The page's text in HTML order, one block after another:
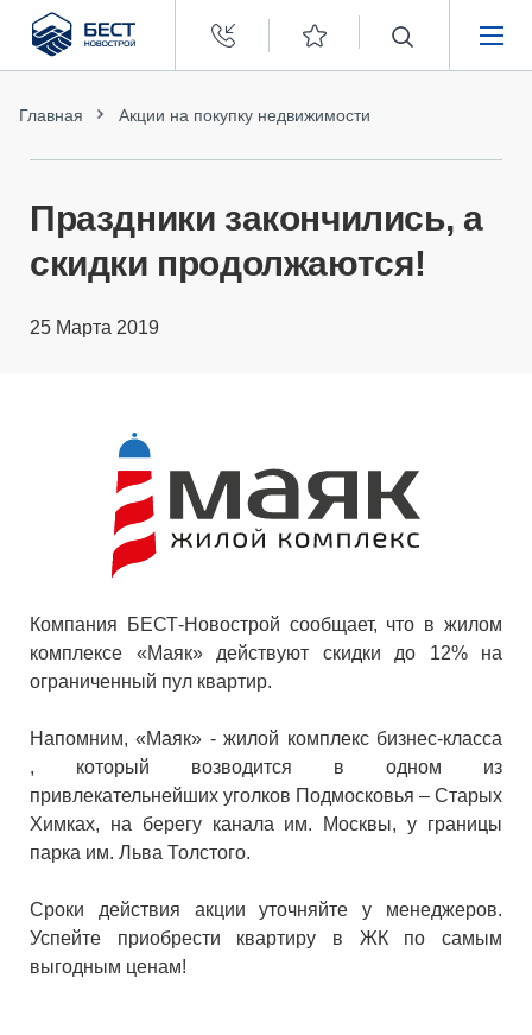
Бест
Новострой
ПОКУПАТЕЛЯМ
ЗАСТРОЙЩИКАМ
Главная Акции на покупку недвижимости
Праздники закончились, а
скидки продолжаются!
25 Марта 2019
Компания БЕСТ-Новострой сообщает, что в жилом
комплексе «Маяк» действуют скидки до 12% на
ограниченный пул квартир.
Напомним, «Маяк» - жилой комплекс бизнес-класса
, который возводится в одном из
привлекательнейших уголков Подмосковья – Старых
Химках, на берегу канала им. Москвы, у границы
парка им. Льва Толстого.
Сроки действия акции уточняйте у менеджеров.
Успейте приобрести квартиру в ЖК по самым
выгодным ценам!